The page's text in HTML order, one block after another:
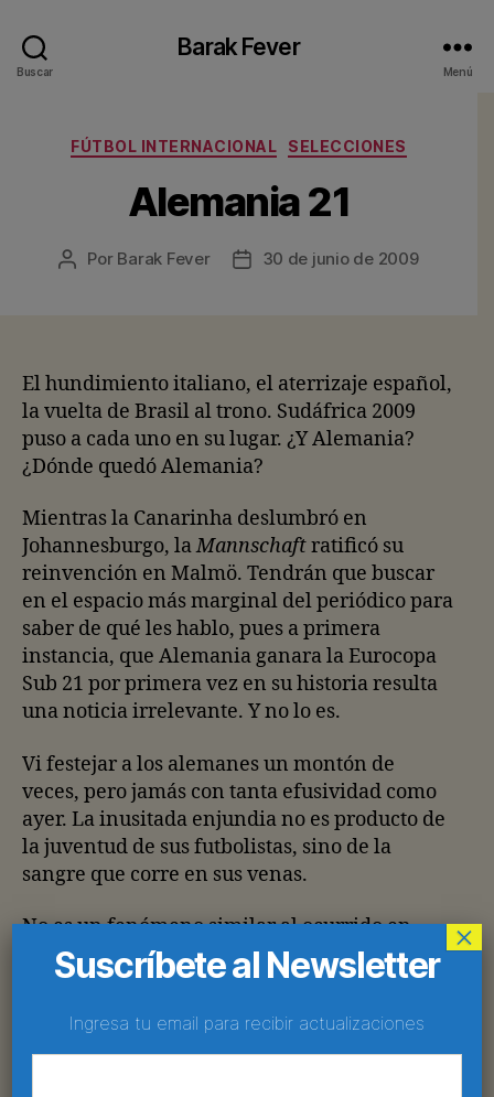
Buscar
Barak Fever
Menú
Categorías
FÚTBOL INTERNACIONAL SELECCIONES
Alemania 21
Autor
Por Barak Fever
Fecha30 de junio de 2009
El hundimiento italiano, el aterrizaje español,
la vuelta de Brasil al trono. Sudáfrica 2009
puso a cada uno en su lugar. ¿Y Alemania?
¿Dónde quedó Alemania?
Mientras la Canarinha deslumbró en
Johannesburgo, laMannschaftratificó su
reinvención en Malmö. Tendrán que buscar
en el espacio más marginal del periódico para
saber de qué les hablo, pues a primera
instancia, que Alemania ganara la Eurocopa
Sub 21 por primera vez en su historia resulta
una noticia irrelevante. Y no lo es.
Vi festejar a los alemanes un montón de
veces, pero jamás con tanta efusividad como
ayer. La inusitada enjundia no es producto de
la juventud de sus futbolistas, sino de la
sangre que corre en sus venas.
No es un fenómeno similar al ocurrido en
Francia u Holanda, que hace tiempo
alimentan a sus selecciones con jugadores
exista el fenómeno de naturalización por
Suscríbete al Newsletter
Ingresa tu email para recibir actualizaciones
×